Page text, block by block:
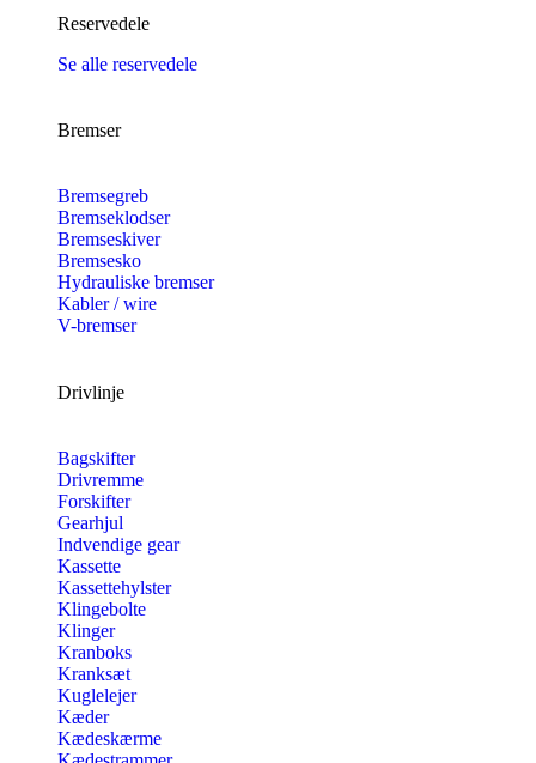
Reservedele
Se alle reservedele
Bremser
Bremsegreb
Bremseklodser
Bremseskiver
Bremsesko
Hydrauliske bremser
Kabler / wire
V-bremser
Drivlinje
Bagskifter
Drivremme
Forskifter
Gearhjul
Indvendige gear
Kassette
Kassettehylster
Klingebolte
Klinger
Kranboks
Kranksæt
Kuglelejer
Kæder
Kædeskærme